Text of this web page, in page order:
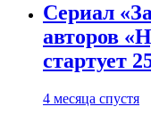
Сериал
авторов
стартует
4 месяца спустя